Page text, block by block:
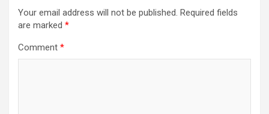
Your email address will not be published. Required fields
are marked *
Comment *